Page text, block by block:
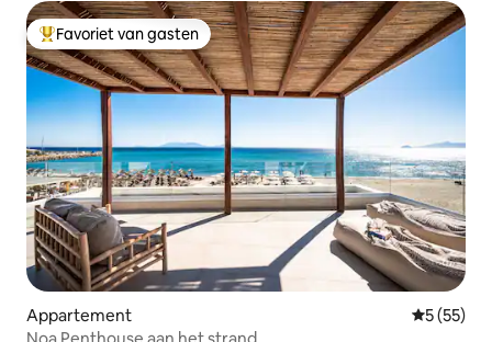
Topfavoriet van gasten
Favoriet van gasten
Appartement
5 (55)